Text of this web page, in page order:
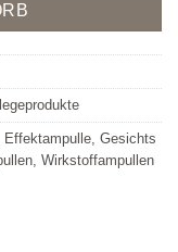
Effektampulle, Gesichts
, Wirkstoffampullen